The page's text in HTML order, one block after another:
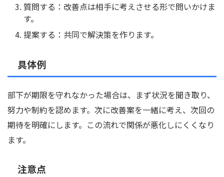
質問する：改善点は相手に考えさせる形で問いかけま
す。
提案する：共同で解決策を作ります。
具体例
部下が期限を守れなかった場合は、まず状況を聞き取り、
努力や制約を認めます。次に改善案を一緒に考え、次回の
期待を明確にします。この流れで関係が悪化しにくくなり
ます。
注意点